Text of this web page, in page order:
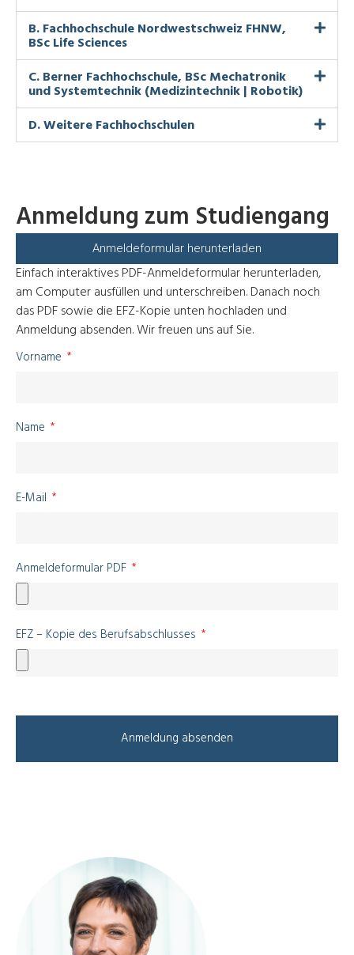
B. Fachhochschule Nordwestschweiz FHNW,
BSc Life Sciences
C. Berner Fachhochschule, BSc Mechatronik
und Systemtechnik (Medizintechnik | Robotik)
D. Weitere Fachhochschulen
Anmeldung zum Studiengang​
Anmeldeformular herunterladen
Einfach interaktives PDF-Anmeldeformular herunterladen,
am Computer ausfüllen und unterschreiben. Danach noch
das PDF sowie die EFZ-Kopie unten hochladen und
Anmeldung absenden. Wir freuen uns auf Sie.
Vorname
Name
E-Mail
Anmeldeformular PDF
EFZ – Kopie des Berufsabschlusses
Anmeldung absenden